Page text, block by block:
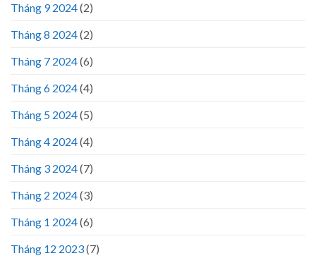
Tháng 9 2024(2)
Tháng 8 2024(2)
Tháng 7 2024(6)
Tháng 6 2024(4)
Tháng 5 2024(5)
Tháng 4 2024(4)
Tháng 3 2024(7)
Tháng 2 2024(3)
Tháng 1 2024(6)
Tháng 12 2023(7)